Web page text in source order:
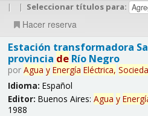
| | Seleccionar títulos para:
Hacer reserva
Estación transformadora
provincia deRío Negro
por Agua y Energía Eléctrica,
Idioma: Español
Editor: Buenos Aires: Agua y
1988